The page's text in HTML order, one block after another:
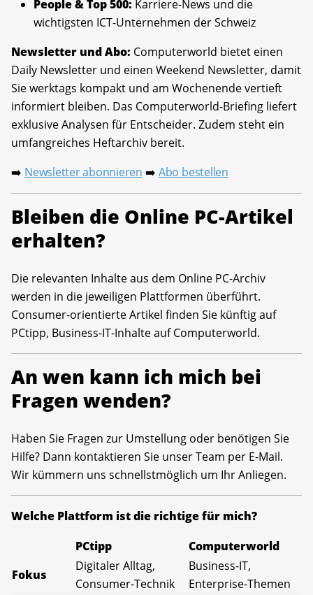
People & Top 500: Karriere-News und die
wichtigsten ICT-Unternehmen der Schweiz
Newsletter und Abo: Computerworld bietet einen
Daily Newsletter und einen Weekend Newsletter, damit
Sie werktags kompakt und am Wochenende vertieft
informiert bleiben. Das Computerworld-Briefing liefert
exklusive Analysen für Entscheider. Zudem steht ein
umfangreiches Heftarchiv bereit.
➡️ Newsletter abonnieren ➡️ Abo bestellen
Bleiben die Online PC-Artikel
erhalten?
Die relevanten Inhalte aus dem Online PC-Archiv
werden in die jeweiligen Plattformen überführt.
Consumer-orientierte Artikel finden Sie künftig auf
PCtipp, Business-IT-Inhalte auf Computerworld.
An wen kann ich mich bei
Fragen wenden?
Haben Sie Fragen zur Umstellung oder benötigen Sie
Hilfe? Dann kontaktieren Sie unser Team per E-Mail.
Wir kümmern uns schnellstmöglich um Ihr Anliegen.
Welche Plattform ist die richtige für mich?
PCtipp
Computerworld
Fokus
Digitaler Alltag,
Consumer-Technik
Business-IT,
Enterprise-Themen